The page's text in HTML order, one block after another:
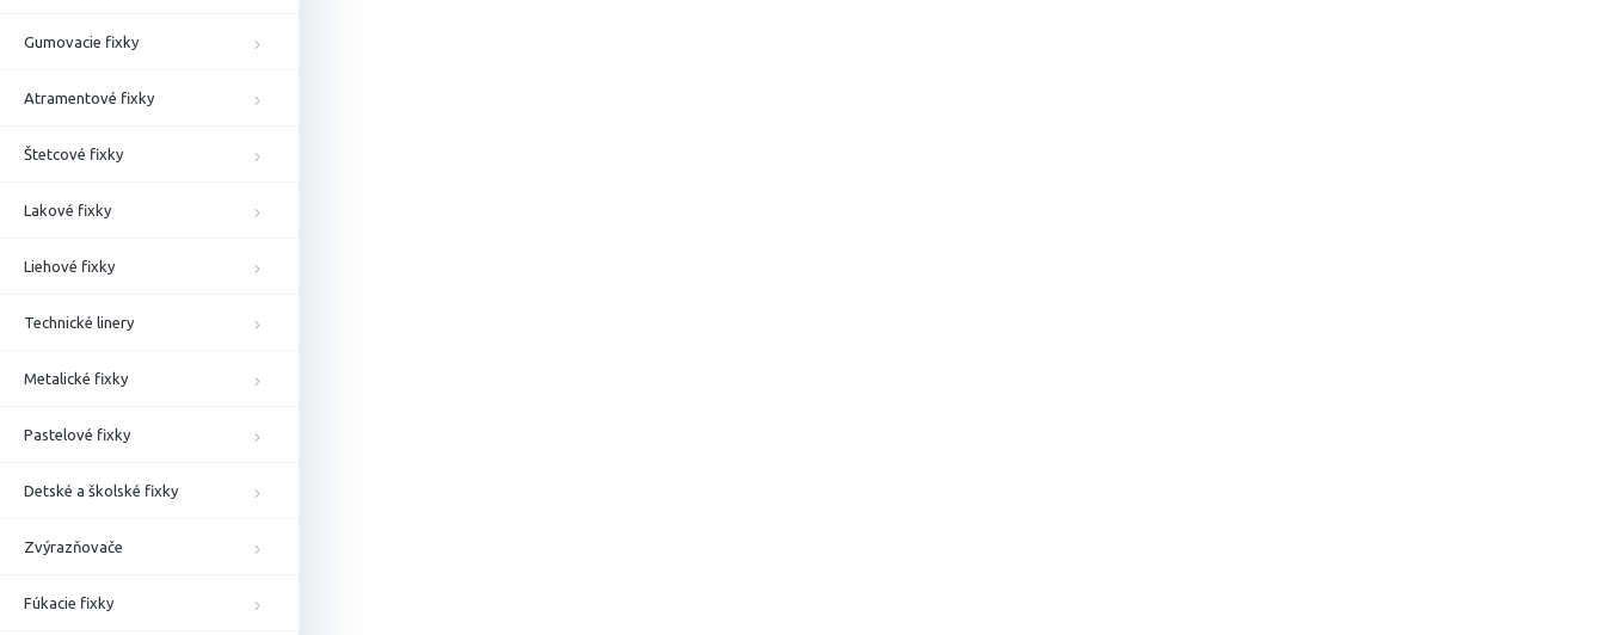
Gumovacie fixky
Atramentové fixky
Štetcové fixky
Lakové fixky
Liehové fixky
Technické linery
Metalické fixky
Pastelové fixky
Detské a školské fixky
Zvýrazňovače
Fúkacie fixky